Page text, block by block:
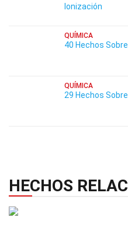
Ionización
QUÍMICA
40 Hechos
QUÍMICA
29 Hechos
HECHOS